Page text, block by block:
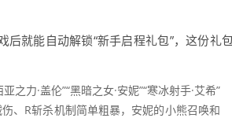
就能自动解锁“新手启程礼包”，这份礼
力·盖伦”“黑暗之女·安妮”“寒冰射手·艾希”
、R斩杀机制简单粗暴，安妮的小熊召唤和